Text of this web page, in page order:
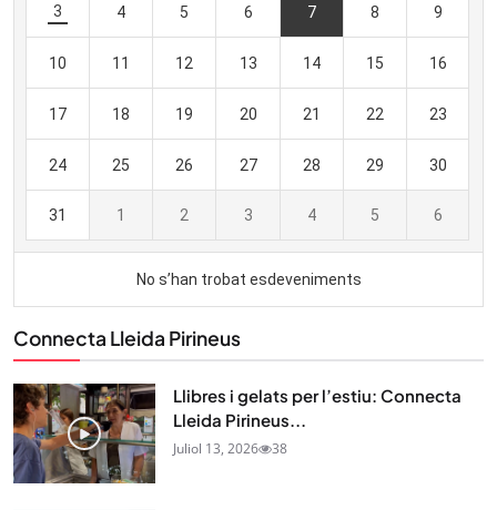
Connecta Lleida Pirineus
Llibres i gelats per l’estiu: Connecta
Lleida Pirineus...
Juliol 13, 2026 38